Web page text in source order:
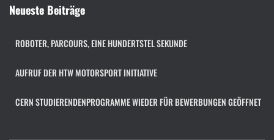
h
Neueste Beiträge
ROBOTER, PARCOURS, EINE HUNDERTSTEL SEKUNDE
AUFRUF DER HTW MOTORSPORT INITIATIVE
CERN STUDIERENDENPROGRAMME WIEDER FÜR BEWERBUNGEN GEÖFFNET